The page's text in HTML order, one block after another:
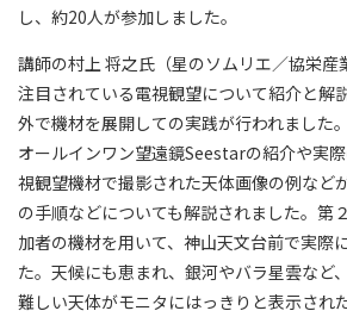
し、約20人が参加しました。
講師の村上 将之氏（星のソムリエ／協栄産
注目されている電視観望について紹介と解
外で機材を展開しての実践が行われました
オールインワン望遠鏡Seestarの紹介や実
視観望機材で撮影された天体画像の例など
の手順などについても解説されました。第
加者の機材を用いて、神山天文台前で実際
た。天候にも恵まれ、銀河やバラ星雲など
難しい天体がモニタにはっきりと表示され